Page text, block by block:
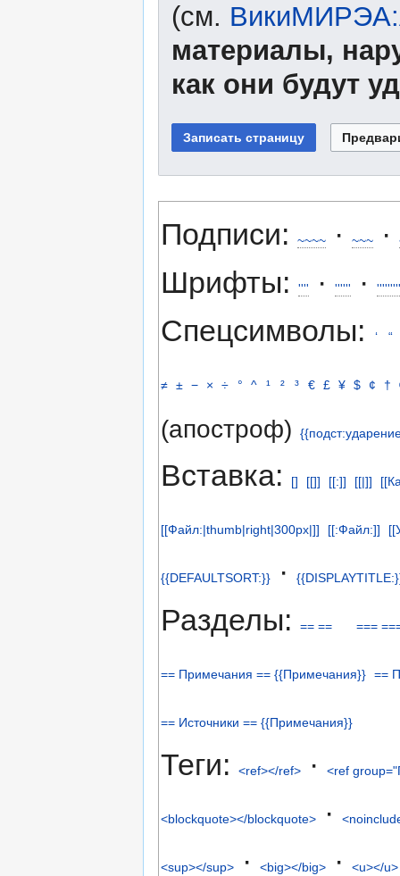
(см.
материалы,
как они будут
Подписи: ~~~~ · ~~~ ·
Шрифты: '''' · '''''' ·
Спецсимволы: ‘ “
≠ ± − × ÷ ° ^ ¹ ² ³ € £ ¥ $ ¢ †
(апостроф)
Вставка: [] [[]] [[:]] [[|]]
[[Файл:|thumb|right|300px|]] [[:Файл:]]
{{DEFAULTSORT:}} ·
Разделы: == == ===
== Примечания == {{Примечания}} ==
== Источники == {{Примечания}}
Теги: <ref></ref> · <ref
<blockquote></blockquote> ·
<sup></sup> · <big></big> · <u></u>